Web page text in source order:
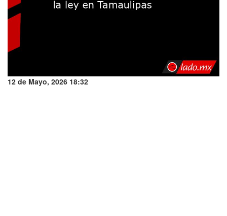
12 de Mayo, 2026 18:32